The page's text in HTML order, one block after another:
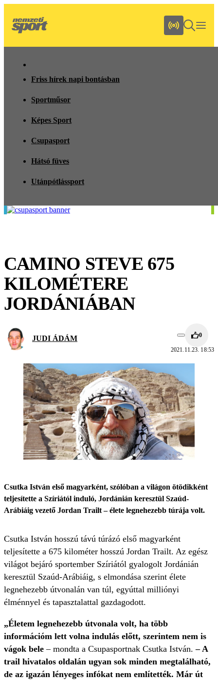
Friss hírek napi bontásban
Sportműsor
Képes Sport
Csupasport
Hátsó füves
Utánpótlássport
CAMINO STEVE 675
KILOMÉTERE
JORDÁNIÁBAN
JUDI ÁDÁM 0
2021.11.23. 18:53
Csutka István első magyarként, szólóban a világon ötödikként
teljesítette a Szíriától induló, Jordánián keresztül Szaúd-
Arábiáig vezető Jordan Trailt – élete legnehezebb túrája volt.
Csutka István hosszú távú túrázó első magyarként
teljesítette a 675 kilométer hosszú Jordan Trailt. Az egész
világot bejáró sportember Szíriától gyalogolt Jordánián
keresztül Szaúd-Arábiáig, s elmondása szerint élete
legnehezebb útvonalán van túl, egyúttal milliónyi
élménnyel és tapasztalattal gazdagodott.
„Életem legnehezebb útvonala volt, ha több
információm lett volna indulás előtt, szerintem nem is
vágok bele – mondta a Csupasportnak Csutka István.– A
trail hivatalos oldalán ugyan sok minden megtalálható,
de az igazán lényeges infókat nem említették. Már út